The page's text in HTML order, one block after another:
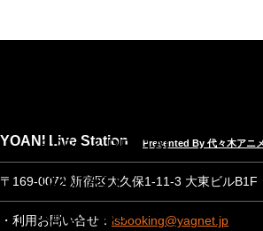
SPEC & RENTAL
CONTACT
ABOUT US
YOANI Live Station Presented By 代々木アニ
〒169-0072 新宿区大久保1-11-3 大東ビル
・利用お問い合せ： lsbooking@yagnet.jp